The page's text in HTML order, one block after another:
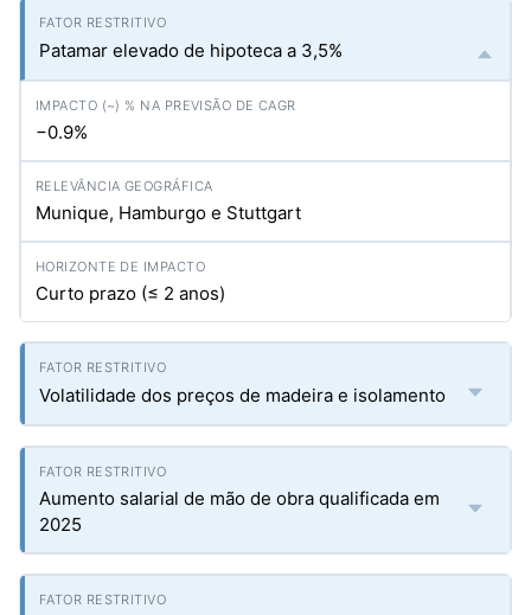
Patamar elevado de hipoteca a 3,5%
−0.9%
Munique, Hamburgo e Stuttgart
Curto prazo (≤ 2 anos)
Volatilidade dos preços de madeira e isolamento
Aumento salarial de mão de obra qualificada em
2025